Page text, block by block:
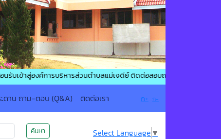
งค์การบริหารส่วนตำบลแม่เจดีย์ ติดต่อสอบถาม : โทรศัพท์ : 053-789628 ,
ดาน ถาม-ตอบ (Q&A) ติดต่อเรา ก+ ก-
ค้นหา Select Language ▼